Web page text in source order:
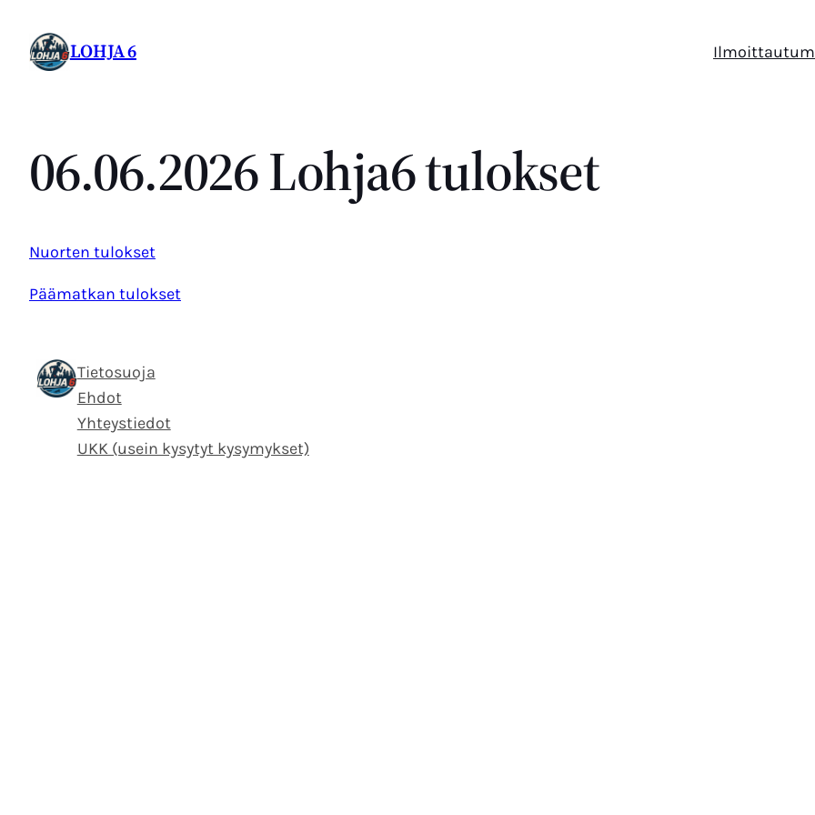
sisältöön
LOHJA 6
06.06.2026 Lohja6 tulokset
Nuorten tulokset
Päämatkan tulokset
Tietosuoja
Ehdot
Yhteystiedot
UKK (usein kysytyt kysymykset)